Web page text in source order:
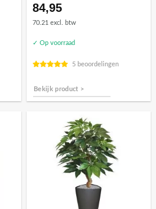
84,95
70.21 excl. btw
✓ Op voorraad
5 beoordelingen
Bekijk product >